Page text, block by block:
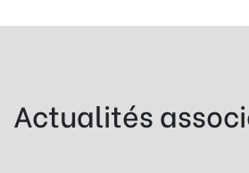
Actualités